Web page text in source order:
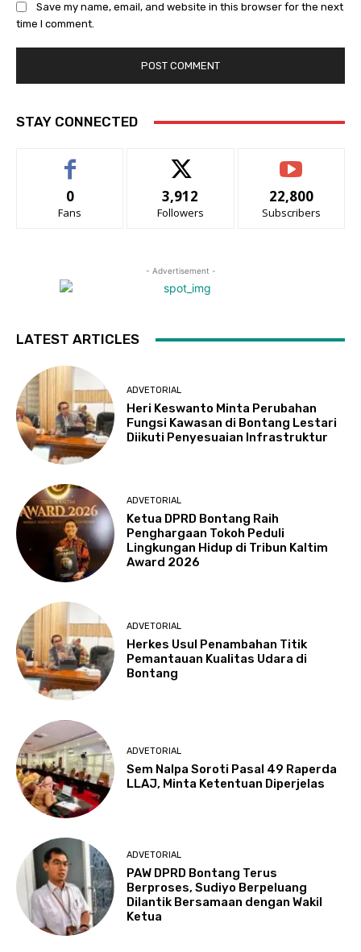
Save my name, email, and website in this browser for the next
time I comment.
STAY CONNECTED
0
Fans
3,912
Followers
22,800
Subscribers
- Advertisement -
LATEST ARTICLES
ADVETORIAL
Heri Keswanto Minta Perubahan
Fungsi Kawasan di Bontang Lestari
Diikuti Penyesuaian Infrastruktur
ADVETORIAL
Ketua DPRD Bontang Raih
Penghargaan Tokoh Peduli
Lingkungan Hidup di Tribun Kaltim
Award 2026
ADVETORIAL
Herkes Usul Penambahan Titik
Pemantauan Kualitas Udara di
Bontang
ADVETORIAL
Sem Nalpa Soroti Pasal 49 Raperda
LLAJ, Minta Ketentuan Diperjelas
ADVETORIAL
PAW DPRD Bontang Terus
Berproses, Sudiyo Berpeluang
Dilantik Bersamaan dengan Wakil
Ketua